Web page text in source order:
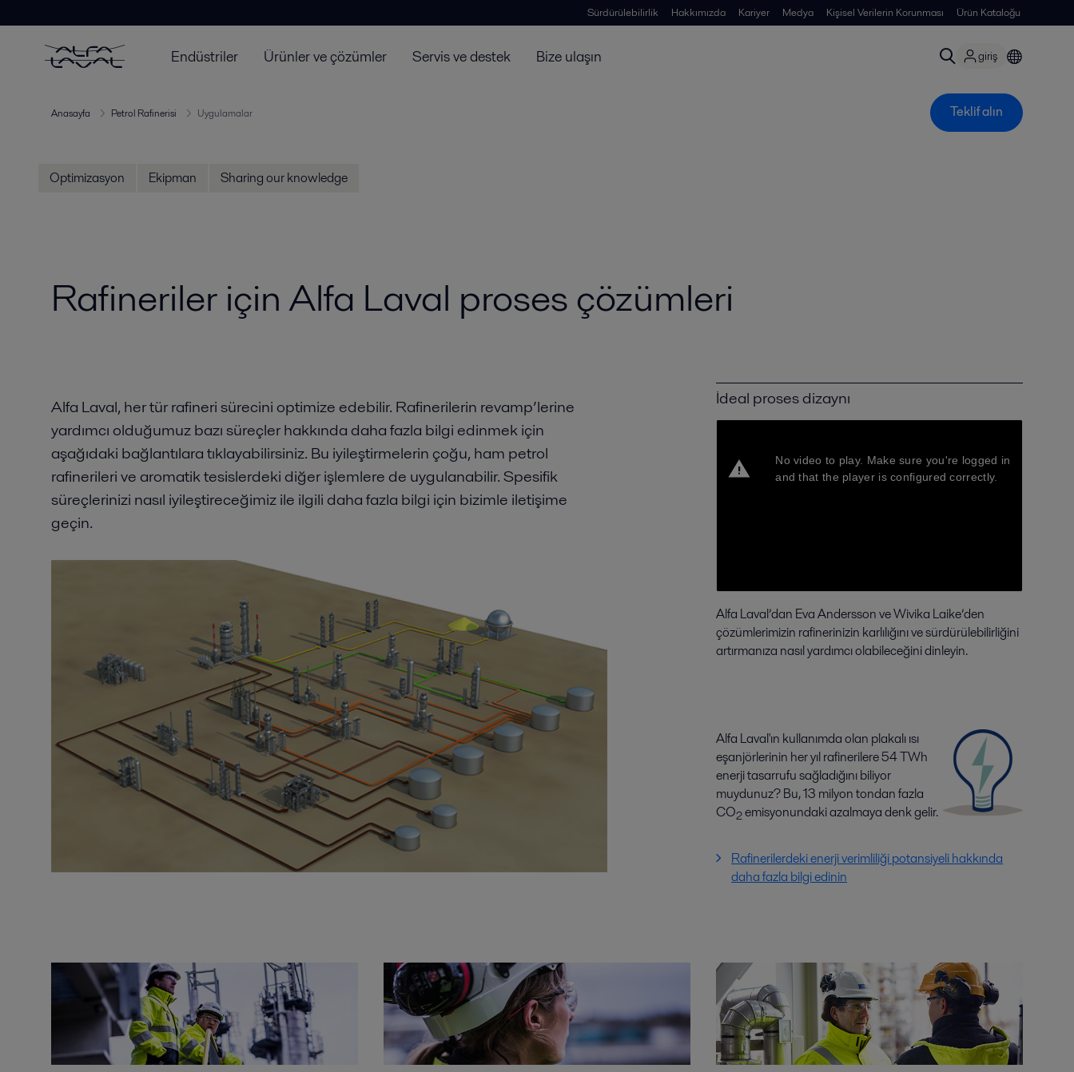
Sürdürülebilirlik Hakkımızda Kariyer Medya Kişisel Verilerin Korunması Ürün Kataloğu
Endüstriler Ürünler ve çözümler Servis ve destek Bize ulaşın giriş
Anasayfa Petrol Rafinerisi Uygulamalar Teklif alın
Optimizasyon Ekipman Sharing our knowledge
Rafineriler için Alfa Laval proses çözümleri
Alfa Laval, her tür rafineri sürecini optimize edebilir. Rafinerilerin revamp’lerine
yardımcı olduğumuz bazı süreçler hakkında daha fazla bilgi edinmek için
aşağıdaki bağlantılara tıklayabilirsiniz. Bu iyileştirmelerin çoğu, ham petrol
rafinerileri ve aromatik tesislerdeki diğer işlemlere de uygulanabilir. Spesifik
süreçlerinizi nasıl iyileştireceğimiz ile ilgili daha fazla bilgi için bizimle iletişime
geçin.
İdeal proses dizaynı
Alfa Laval’dan Eva Andersson ve Wivika Laike’den
çözümlerimizin rafinerinizin karlılığını ve sürdürülebilirliğini
artırmanıza nasıl yardımcı olabileceğini dinleyin.
Alfa Laval'ın kullanımda olan plakalı ısı
eşanjörlerinin her yıl rafinerilere 54 TWh
enerji tasarrufu sağladığını biliyor
muydunuz? Bu, 13 milyon tondan fazla
CO2emisyonundaki azalmaya denk gelir.
Rafinerilerdeki enerji verimliliği potansiyeli hakkında
daha fazla bilgi edinin